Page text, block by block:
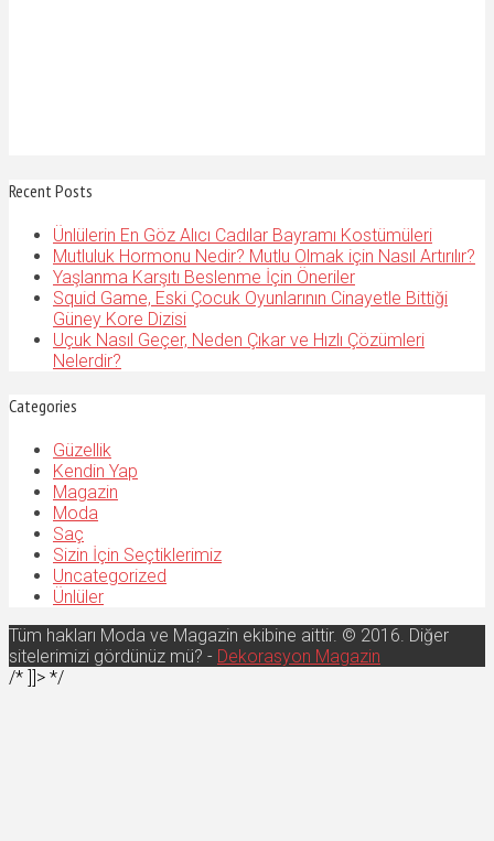
Recent Posts
Ünlülerin En Göz Alıcı Cadılar Bayramı Kostümüleri
Mutluluk Hormonu Nedir? Mutlu Olmak için Nasıl Artırılır?
Yaşlanma Karşıtı Beslenme İçin Öneriler
Squid Game, Eski Çocuk Oyunlarının Cinayetle Bittiği
Güney Kore Dizisi
Uçuk Nasıl Geçer, Neden Çıkar ve Hızlı Çözümleri
Nelerdir?
Categories
Güzellik
Kendin Yap
Magazin
Moda
Saç
Sizin İçin Seçtiklerimiz
Uncategorized
Ünlüler
Tüm hakları Moda ve Magazin ekibine aittir. © 2016. Diğer
sitelerimizi gördünüz mü? - Dekorasyon Magazin
/* ]]> */